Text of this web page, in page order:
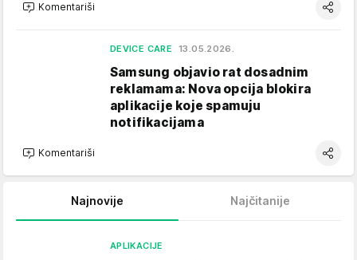
Komentariši
DEVICE CARE 13.05.2026.
Samsung objavio rat dosadnim
reklamama: Nova opcija blokira
aplikacije koje spamuju
notifikacijama
Komentariši
Najnovije Najčitanije
APLIKACIJE